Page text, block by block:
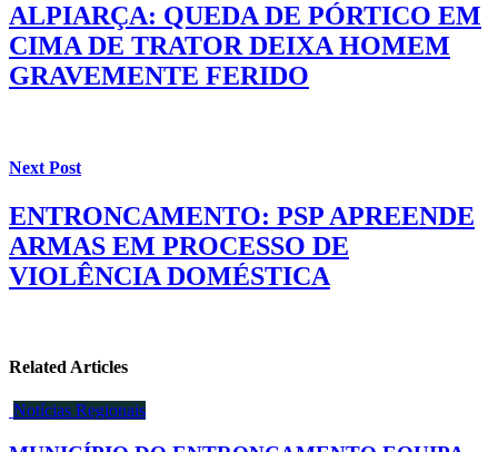
ALPIARÇA: QUEDA DE PÓRTICO EM
CIMA DE TRATOR DEIXA HOMEM
GRAVEMENTE FERIDO
Next Post
ENTRONCAMENTO: PSP APREENDE
ARMAS EM PROCESSO DE
VIOLÊNCIA DOMÉSTICA
Related Articles
Notícias Regionais